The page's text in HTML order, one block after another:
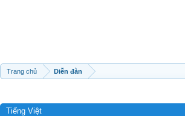
Trang chủ Diễn đàn
Tiếng Việt